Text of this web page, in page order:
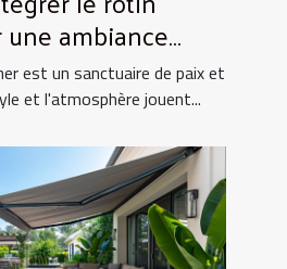
ambiance
chambre
est un sanctuaire de paix et
et l'atmosphère jouent...